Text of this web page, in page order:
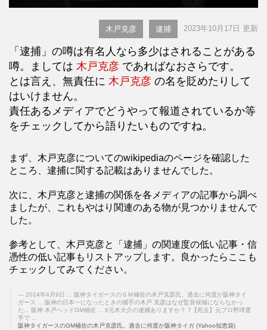
木戸克彦 逮捕 2023年10月17日 更新
「逮捕」の噂は有名人なら多少はされることがある
噂。ましては 木戸克彦 であればなおさらです。
とは言え、無責任に 木戸克彦 の名を貶めたりして
はいけません。
責任あるメディアでどうやって報道されているか等
をチェックしてから語りたいものですね。
まず、木戸克彦についてのwikipediaのページを確認した
ところ、逮捕に関する記載はありませんでした。
次に、木戸克彦と逮捕の関係を各メディアの記事から調べ
ましたが、これもやはり関連のある物が見つかりませんで
した。
参考として、木戸克彦と「逮捕」の関連度の低い記事・信
憑性の低い記事もリストアップします。良かったらここも
チェックしてみてください。
2014年4月9日 ... 阪神タイガースのＧＭ補佐の木戸克彦氏。過去に何度か阪神タイ
ガース ... 阪神の日本一になったときの捕手の木戸 克彦はなぜ監督候補にならなかっ
た... 阪神 木戸ヘッドGM補佐 ... 6元木大介の逮捕ありますか？ 7【死去】元プロ野球選
手で ...
阪神タイガースのGM補佐の木戸克彦氏。過去に何度か阪神タイガ (Yahoo知恵袋)